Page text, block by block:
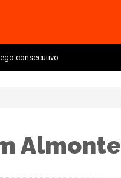
consecutivo
Almonte